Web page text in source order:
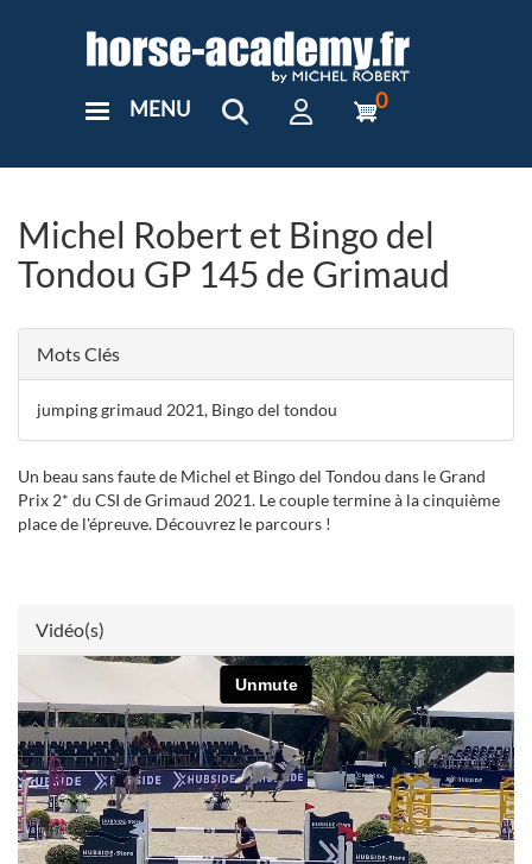
User
MENU 0
Michel Robert et Bingo del
Tondou GP 145 de Grimaud
Mots Clés
jumping grimaud 2021, Bingo del tondou
Un beau sans faute de Michel et Bingo del Tondou dans le Grand
Prix 2* du CSI de Grimaud 2021. Le couple termine à la cinquième
place de l'épreuve. Découvrez le parcours !
Vidéo(s)